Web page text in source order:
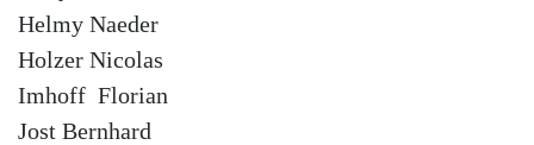
Helmy Naeder
Holzer Nicolas
Imhoff Florian
Jost Bernhard